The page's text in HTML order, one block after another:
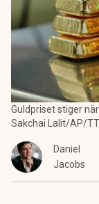
Guldpriset stiger
Sakchai Lalit/AP/
Daniel
Jacobs